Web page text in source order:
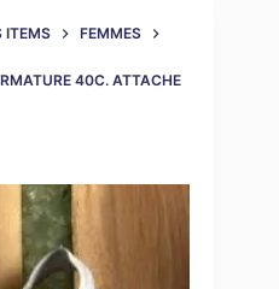
ITEMS
FEMMES
40C. ATTACHE